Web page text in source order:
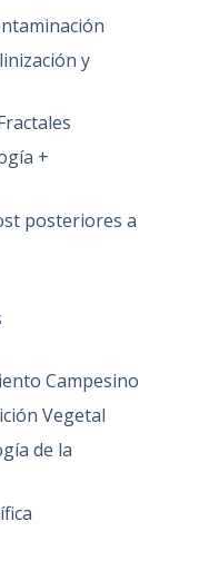
y
+
posteriores a
Campesino
Vegetal
de la